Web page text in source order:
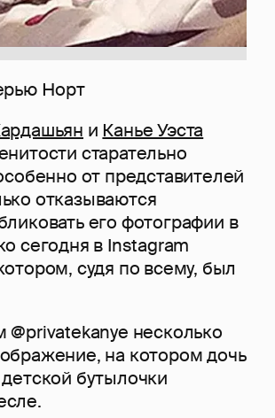
Норт
и Канье Уэста
старательно
от представителей
отказываются
его фотографии в
сегодня в Instagram
судя по всему, был
несколько
на котором дочь
бутылочки